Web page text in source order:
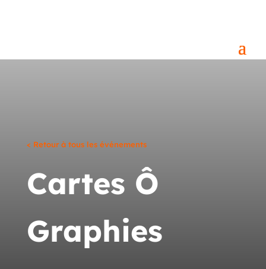
< Retour à tous les événements
Cartes Ô
Graphies